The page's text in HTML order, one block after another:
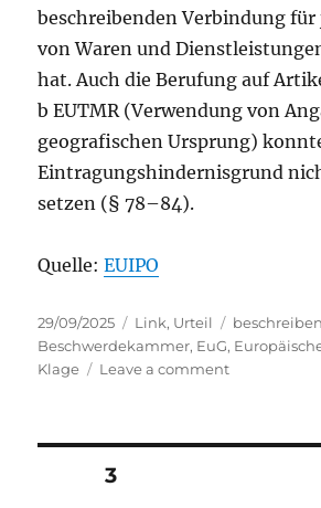
beschreibenden Verbindung für
von Waren und
hat. Auch die Berufung auf
b EUTMR (Verwendung von
geografischen Ursprung)
Eintragungshindernisgrund
setzen (§ 78–84).
Quelle:EUIPO
Posted
on
29/09/2025 Categories
Link, Urteil Tags
Beschwerdekammer, EuG,
Klage
Leave a commenton
Posts
PAGE3